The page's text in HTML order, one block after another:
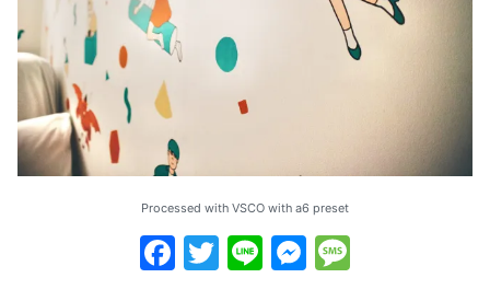
Processed with VSCO with a6 preset
Facebook
Twitter
Line